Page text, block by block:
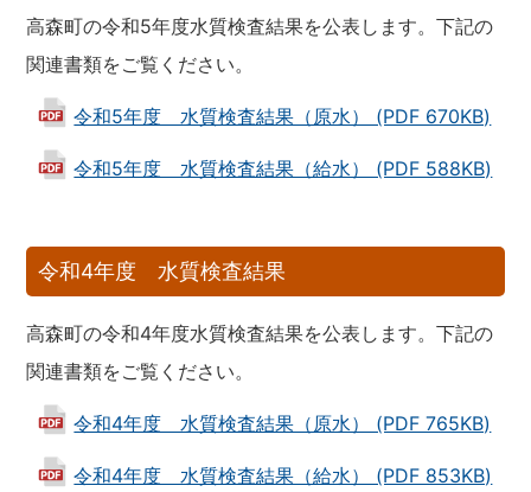
高森町の令和5年度水質検査結果を公表します。下記の
関連書類をご覧ください。
令和5年度 水質検査結果（原水） (PDF 670KB)
令和5年度 水質検査結果（給水） (PDF 588KB)
令和4年度 水質検査結果
高森町の令和4年度水質検査結果を公表します。下記の
関連書類をご覧ください。
令和4年度 水質検査結果（原水） (PDF 765KB)
令和4年度 水質検査結果（給水） (PDF 853KB)